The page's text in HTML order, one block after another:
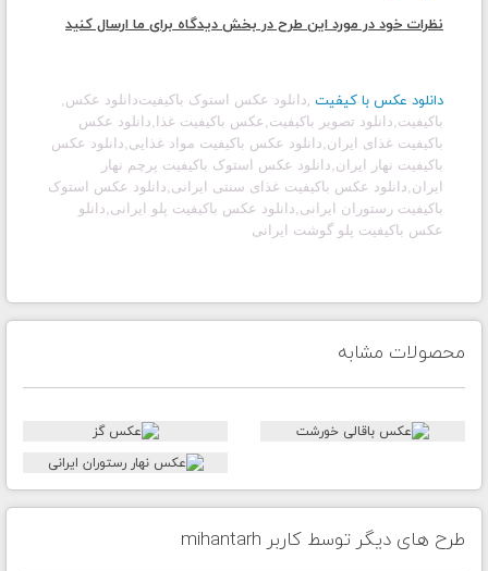
نظرات خود در مورد این طرح در بخش دیدگاه برای ما ارسال کنید
دانلود عکس با کیفیت ,دانلود عکس استوک باکیفیت ,دانلود عکس
باکیفیت,دانلود تصویر باکیفیت,عکس باکیفیت غذا,دانلود عکس
باکیفیت غذای ایران,دانلود عکس باکیفیت مواد غذایی,دانلود عکس
باکیفیت نهار ایران,دانلود عکس استوک باکیفیت پرچم نهار
ایران,دانلود عکس باکیفیت غذای سنتی ایرانی,دانلود عکس استوک
باکیفیت رستوران ایرانی,دانلود عکس باکیفیت پلو ایرانی,دانلو
عکس باکیفیت پلو گوشت ایرانی
محصولات مشابه
طرح های دیگر توسط کاربر mihantarh